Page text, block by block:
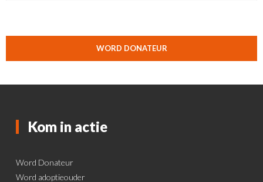
WORD DONATEUR
Kom in actie
Word Donateur
Word adoptieouder